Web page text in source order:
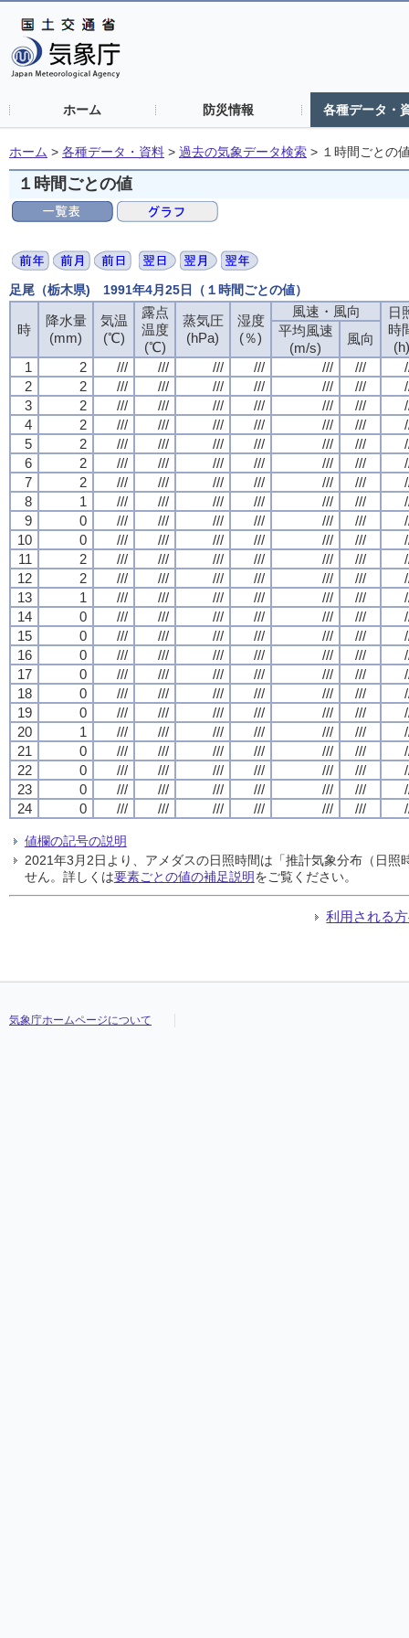
ホーム 防災情報 各種データ・
ホーム > 各種データ・資料 > 過去の気象データ検索 > １時間ごとの
１時間ごとの値
足尾（栃木県) 1991年4月25日（１時間ごとの値）
時
降水量
(mm)
気温
(℃)
露点
温度
(℃)
蒸気圧
(hPa)
湿度
(％)
風速・風向
日
時
(h)
平均風速
(m/s)
風向
1
2 /// /// /// /// /// ///
2
2 /// /// /// /// /// ///
3
2 /// /// /// /// /// ///
4
2 /// /// /// /// /// ///
5
2 /// /// /// /// /// ///
6
2 /// /// /// /// /// ///
7
2 /// /// /// /// /// ///
8
1 /// /// /// /// /// ///
9
0 /// /// /// /// /// ///
10
0 /// /// /// /// /// ///
11
2 /// /// /// /// /// ///
12
2 /// /// /// /// /// ///
13
1 /// /// /// /// /// ///
14
0 /// /// /// /// /// ///
15
0 /// /// /// /// /// ///
16
0 /// /// /// /// /// ///
17
0 /// /// /// /// /// ///
18
0 /// /// /// /// /// ///
19
0 /// /// /// /// /// ///
20
1 /// /// /// /// /// ///
21
0 /// /// /// /// /// ///
22
0 /// /// /// /// /// ///
23
0 /// /// /// /// /// ///
24
0 /// /// /// /// /// ///
値欄の記号の説明
2021年3月2日より、アメダスの日照時間は「推計気象分布（日
せん。詳しくは要素ごとの値の補足説明をご覧ください。
利用される
気象庁ホームページについて